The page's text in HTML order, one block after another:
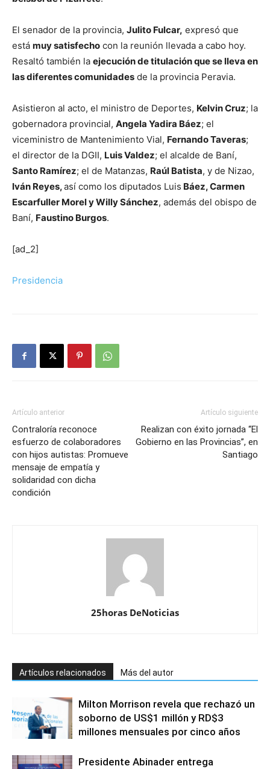
El senador de la provincia, Julito Fulcar, expresó que
está muy satisfecho con la reunión llevada a cabo hoy.
Resaltó también la ejecución de titulación que se lleva en
las diferentes comunidades de la provincia Peravia.
Asistieron al acto, el ministro de Deportes, Kelvin Cruz; la
gobernadora provincial, Angela Yadira Báez; el
viceministro de Mantenimiento Vial, Fernando Taveras;
el director de la DGII, Luis Valdez; el alcalde de Baní,
Santo Ramírez; el de Matanzas, Raúl Batista, y de Nizao,
Iván Reyes,así como los diputados Luis Báez, Carmen
Escarfuller Morel y Willy Sánchez, además del obispo de
Baní, Faustino Burgos.
[ad_2]
Presidencia
Artículo anterior
Contraloría reconoce
esfuerzo de colaboradores
con hijos autistas: Promueve
mensaje de empatía y
solidaridad con dicha
condición
Artículo siguiente
Realizan con éxito jornada “El
Gobierno en las Provincias”, en
Santiago
25horas DeNoticias
Artículos relacionados Más del autor
Milton Morrison revela que rechazó un
soborno de US$1 millón y RD$3
millones mensuales por cinco años
Presidente Abinader entrega